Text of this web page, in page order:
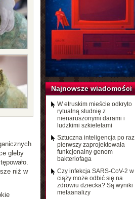
gleby
niż w
Najnowsze wiadomości
W etruskim mieście odkryto
rytualną studnię z
nienaruszonymi darami i
ludzkimi szkieletami
Sztuczna inteligencja po raz
pierwszy zaprojektowała
funkcjonalny genom
bakteriofaga
Czy infekcja SARS-CoV-2 w
ciąży może odbić się na
zdrowiu dziecka? Są wyniki
metaanalizy